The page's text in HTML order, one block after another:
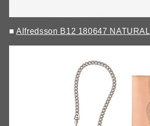
■Alfredsson B12 180647 NATURAL